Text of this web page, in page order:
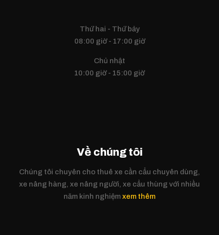
Thứ hai - Thứ bảy
08:00 giờ - 17:00 giờ
Chủ nhật
10:00 giờ - 15:00 giờ
Về chúng tôi
Chúng tôi chuyên cho thuê xe cần cẩu chuyên dùng,
xe nâng hàng, xe nâng người, xe cẩu thùng với nhiều
năm kinh nghiệmxem thêm